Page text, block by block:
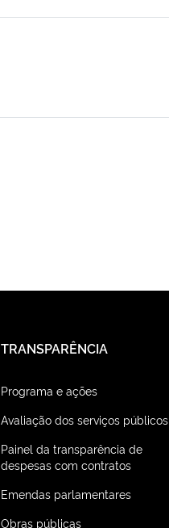
TRANSPARÊNCIA
Programa e ações
Avaliação dos serviços públicos
Painel da transparência de
despesas com contratos
Emendas parlamentares
Obras públicas